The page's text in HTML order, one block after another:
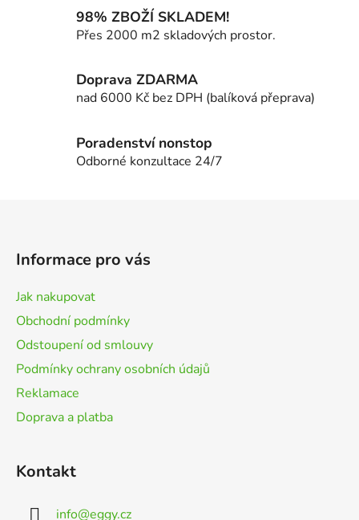
p
r
k
y
v
p
i
98% ZBOŽÍ SKLADEM!
Přes 2000 m2 skladových prostor.
Doprava ZDARMA
nad 6000 Kč bez DPH (balíková přeprava)
Poradenství nonstop
Odborné konzultace 24/7
Informace pro vás
Jak nakupovat
Obchodní podmínky
Odstoupení od smlouvy
Podmínky ochrany osobních údajů
Reklamace
Doprava a platba
Kontakt
info@eggy.cz